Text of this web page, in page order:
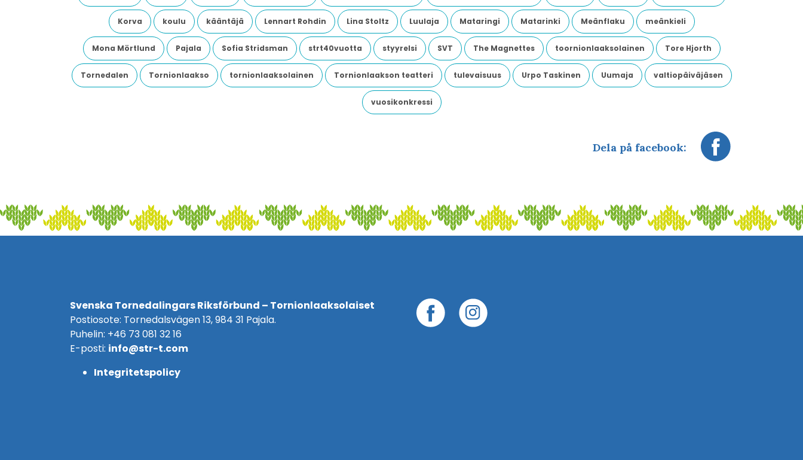
Korva koulu kääntäjä Lennart Rohdin Lina Stoltz Luulaja Mataringi Matarinki Meänflaku meänkieli
Mona Mörtlund Pajala Sofia Stridsman strt40vuotta styyrelsi SVT The Magnettes toornionlaaksolainen Tore Hjorth
Tornedalen Tornionlaakso tornionlaaksolainen Tornionlaakson teatteri tulevaisuus Urpo Taskinen Uumaja valtiopäiväjäsen
vuosikonkressi
Dela på facebook:
Svenska Tornedalingars Riksförbund – Tornionlaaksolaiset
Postiosote: Tornedalsvägen 13, 984 31 Pajala.
Puhelin: +46 73 081 32 16
E-posti: info@str-t.com
Integritetspolicy